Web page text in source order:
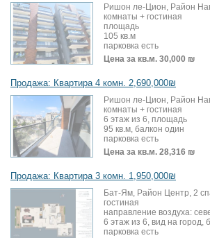
Ришон ле-Цион, Район
комнаты + гостиная
площадь
105 кв.м
парковка есть
Цена за кв.м. 30,000 ₪
Продажа: Квартира 4 комн. 2,690,000₪
Ришон ле-Цион, Район
комнаты + гостиная
6 этаж из 6, площадь
95 кв.м, балкон один
парковка есть
Цена за кв.м. 28,316 ₪
Продажа: Квартира 3 комн. 1,950,000₪
Бат-Ям, Район Центр, 2
гостиная
направление воздуха:
6 этаж из 6, вид на город,
парковка есть